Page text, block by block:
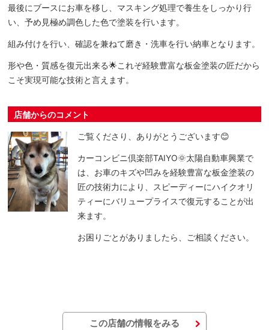
最後にブースにお車を移し、マスキング処理で養生をしっかり行
い、予め見極め調色した色で塗装を行います。
組み付けを行い、確認を兼ねて磨き・洗車を行い納車となります。
形や色・質感を復元出来る🌟これぞ経験豊富な板金塗装の匠だから
こそ実現可能な技術と言えます。
店舗からのコメント
ご覧くださり、ありがとうございます😊
カーコンビニ倶楽部TAIYO🌞太陽自動車興業で
は、お車のキズや凹みを経験豊富な板金塗装の
匠の技術力により、スピーディーにハイクオリ
ティーにバリュープライスで復元することが出
来ます。
お困りごとがありましたら、ご相談ください。
この店舗の情報をみる